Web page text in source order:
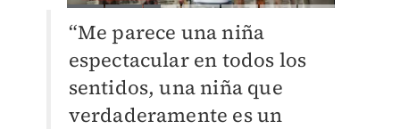
“Me parece una niña
espectacular en todos los
sentidos, una niña que
verdaderamente es un